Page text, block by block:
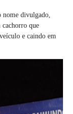
nome divulgado,
cachorro que
e caindo em